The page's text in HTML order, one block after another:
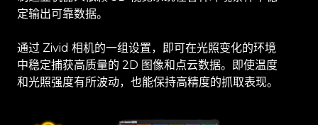
定输出可靠数据。
通过 Zivid 相机的一组设置，即可在光照变化的环境
中稳定捕获高质量的 2D 图像和点云数据。即使温度
和光照强度有所波动，也能保持高精度的抓取表现。